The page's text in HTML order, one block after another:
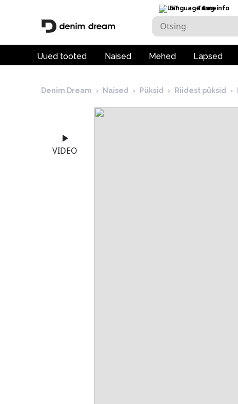
ET Tarneinfo
Uued tooted Naised Mehed Lapsed
Denim Dream › Naised › Püksid › Riidest püksid ›
VIDEO